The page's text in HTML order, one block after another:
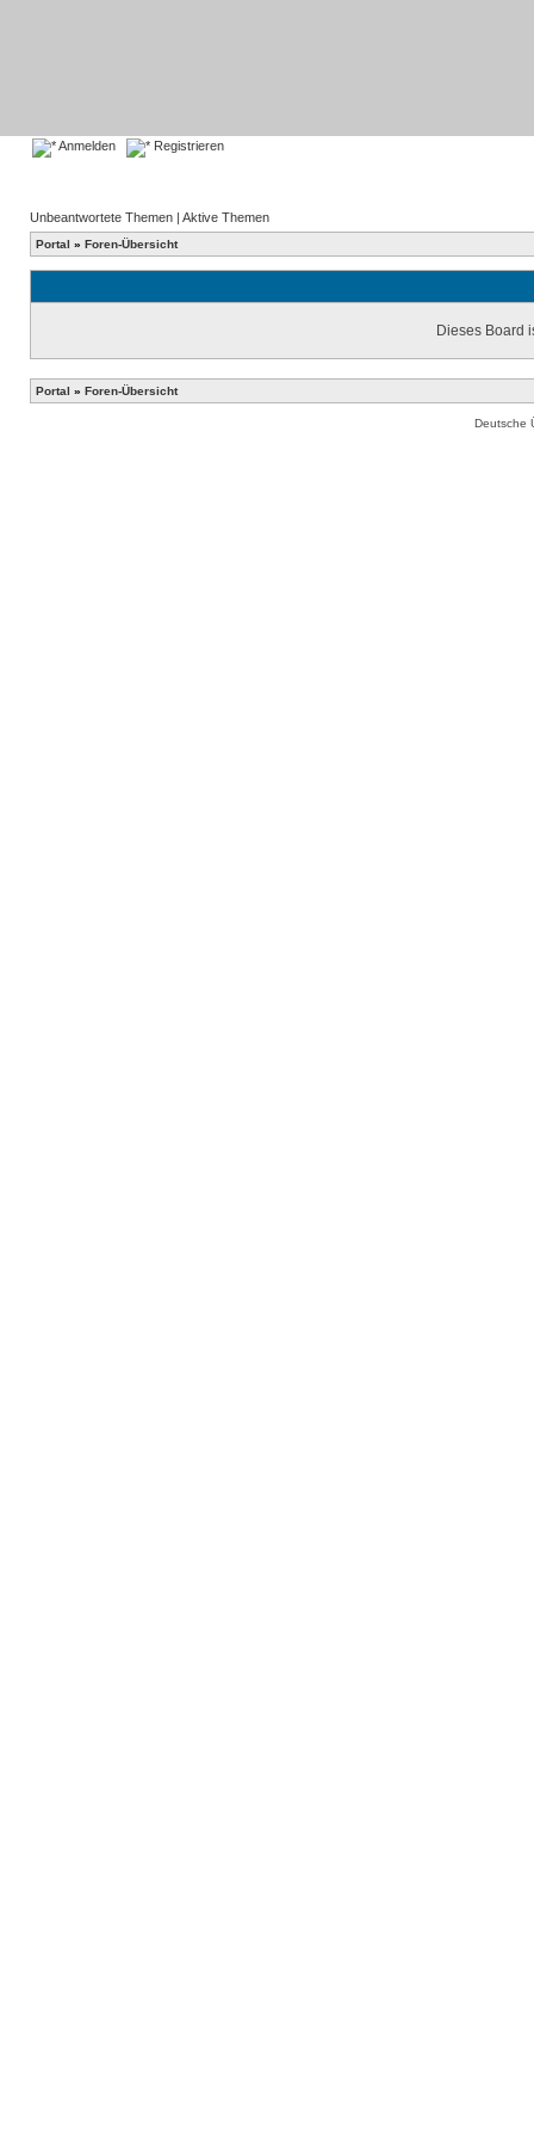
Anmelden Registrieren
Unbeantwortete Themen | Aktive Themen
Portal » Foren-Übersicht
Dieses Board
Portal » Foren-Übersicht
Deutsche